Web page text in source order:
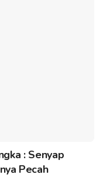
: Senyap
Pecah